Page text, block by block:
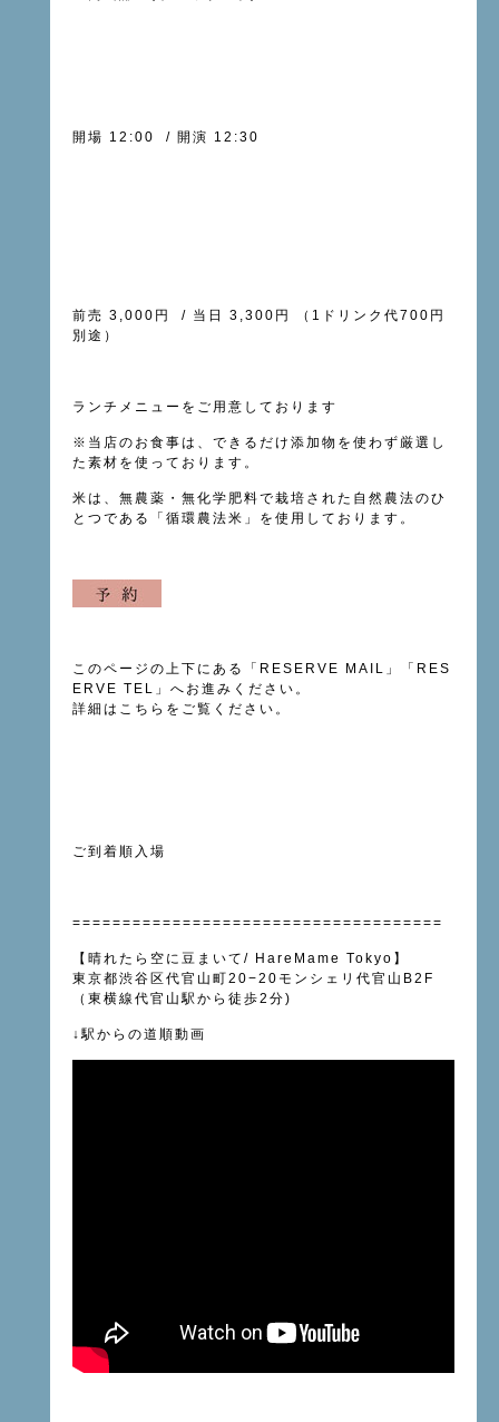
開場 12:00 / 開演 12:30
前売 3,000円 / 当日 3,300円 （1ドリンク代700円
別途）
ランチメニューをご用意しております
※当店のお食事は、できるだけ添加物を使わず厳選し
た素材を使っております。
米は、無農薬・無化学肥料で栽培された自然農法のひ
とつである「循環農法米」を使用しております。
このページの上下にある「 RESERVE MAIL 」「 RES
ERVE TEL 」へお進みください。
詳細は こちら をご覧ください。
ご到着順入場
=====================================
【晴れたら空に豆まいて / HareMame Tokyo 】
東京都渋谷区代官山町20−20 モンシェリ代官山 B2F
（東横線 代官山駅 から徒歩2 分)
↓駅からの道順動画